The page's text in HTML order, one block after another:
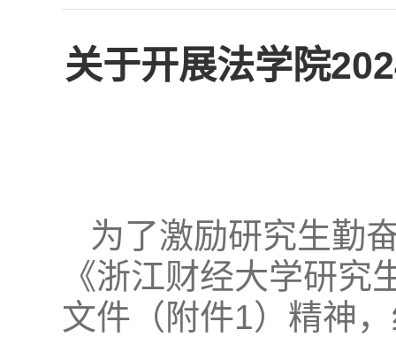
关于开展法学院
为了激励研究生勤
《浙江财经大学研
文件（附件1）精神